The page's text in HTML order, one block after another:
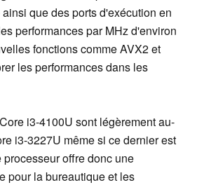
que des ports d'exécution en
performances par MHz d'environ
fonctions comme AVX2 et
les performances dans les
i3-4100U sont légèrement au-
i3-3227U même si ce dernier est
offre donc une
pour la bureautique et les